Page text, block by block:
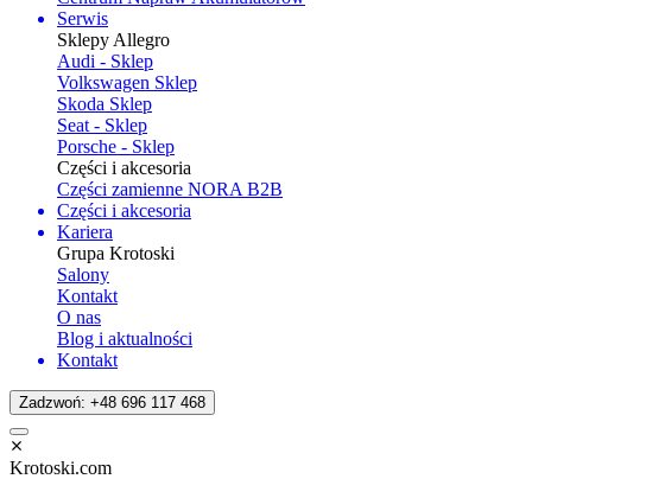
Serwis
Sklepy Allegro
Audi - Sklep
Volkswagen Sklep
Skoda Sklep
Seat - Sklep
Porsche - Sklep
Części i akcesoria
Części zamienne NORA B2B
Części i akcesoria
Kariera
Grupa Krotoski
Salony
Kontakt
O nas
Blog i aktualności
Kontakt
Zadzwoń: +48 696 117 468
Krotoski.com